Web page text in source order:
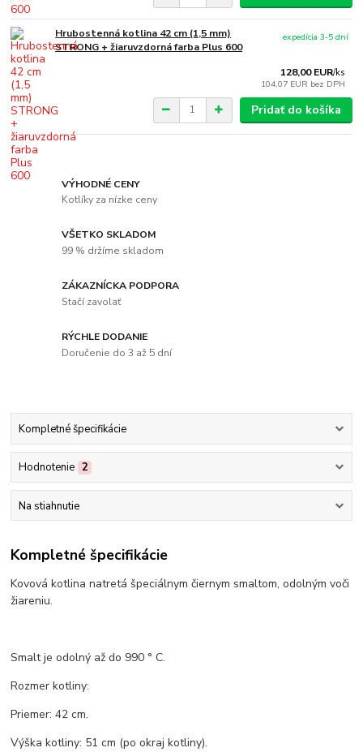
Hrubostenná kotlina 42 cm (1,5 mm)
STRONG + žiaruvzdorná farba Plus 600
128,00 EUR/ks
104,07 EUR bez DPH
expedícia 3-5 dní
Pridať do košíka
VÝHODNÉ CENY
Kotlíky za nízke ceny
VŠETKO SKLADOM
99 % držíme skladom
ZÁKAZNÍCKA PODPORA
Stačí zavolať
RÝCHLE DODANIE
Doručenie do 3 až 5 dní
Kompletné špecifikácie
Hodnotenie 2
Na stiahnutie
Kompletné špecifikácie
Kovová kotlina natretá špeciálnym čiernym smaltom, odolným voči
žiareniu.
Smalt je odolný až do 990 ° C.
Rozmer kotliny:
Priemer: 42 cm.
Výška kotliny: 51 cm (po okraj kotliny).